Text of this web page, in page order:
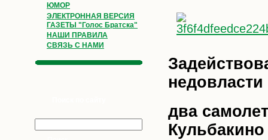
ЮМОР
ЭЛЕКТРОННАЯ ВЕРСИЯ
ГАЗЕТЫ "Голос Братска"
НАШИ ПРАВИЛА
СВЯЗЬ С НАМИ
два